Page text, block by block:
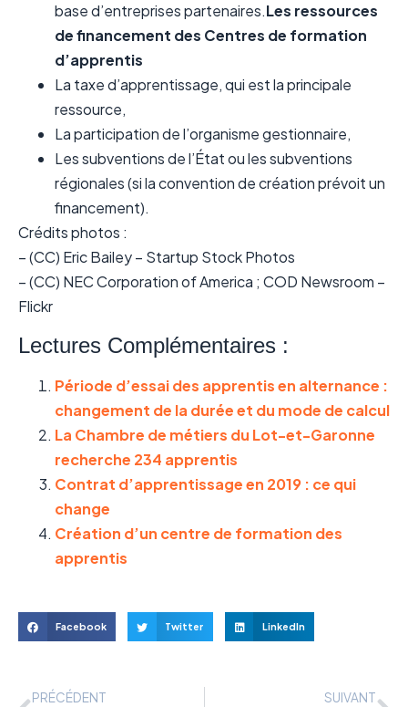
base d’entreprises partenaires.Les ressources
de financement des Centres de formation
d’apprentis
La taxe d’apprentissage, qui est la principale
ressource,
La participation de l’organisme gestionnaire,
Les subventions de l’État ou les subventions
régionales (si la convention de création prévoit un
financement).
Crédits photos :
– (CC) Eric Bailey – Startup Stock Photos
– (CC) NEC Corporation of America ; COD Newsroom –
Flickr
Lectures Complémentaires :
Période d’essai des apprentis en alternance :
changement de la durée et du mode de calcul
La Chambre de métiers du Lot-et-Garonne
recherche 234 apprentis
Contrat d’apprentissage en 2019 : ce qui
change
Création d’un centre de formation des
apprentis
Facebook Twitter LinkedIn
PRÉCÉDENT SUIVANT